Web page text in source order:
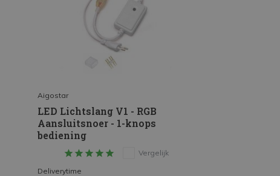
Aigostar
LED Lichtslang V1 - RGB
Aansluitsnoer - 1-knops
bediening
Vergelijk
Deliverytime